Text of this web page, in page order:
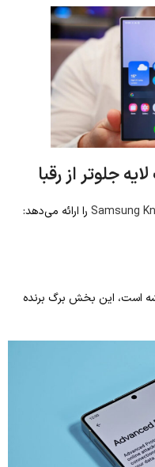
جلوتر از رقبا
Samsung را ارائه می‌دهد:
است، این بخش برگ برنده